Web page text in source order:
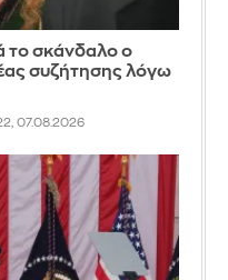
το σκάνδαλο ο
συζήτησης λόγω
07.08.2026